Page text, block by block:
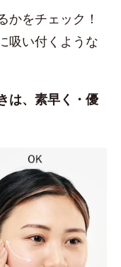
かをチェック！
吸い付くような
は、素早く・優